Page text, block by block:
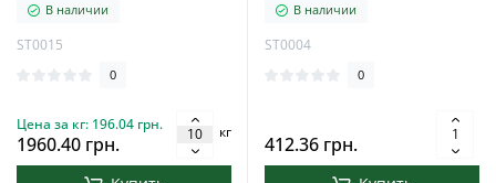
дверей, 7 кг, белый
В наличии
ST0015
0
Цена за кг: 196.04 грн.
1960.40 грн.
кг
В наличии
ST0004
0
412.36 грн.